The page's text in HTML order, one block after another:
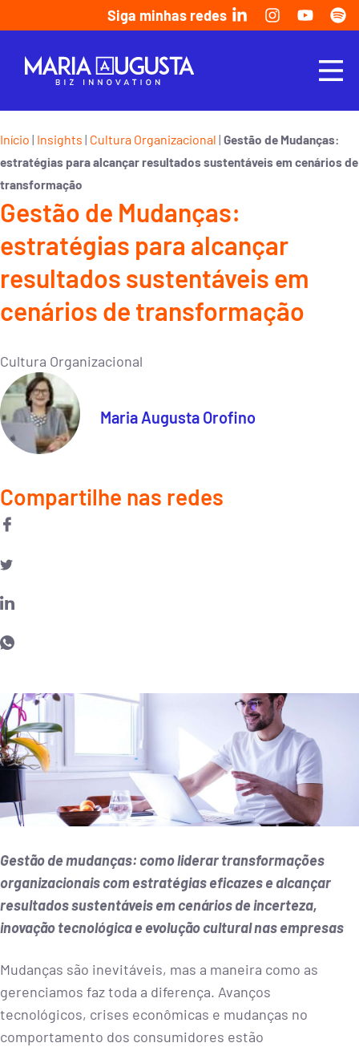
Siga minhas redes
Início | Insights | Cultura Organizacional | Gestão de Mudanças:
estratégias para alcançar resultados sustentáveis em cenários de
transformação
Gestão de Mudanças:
estratégias para alcançar
resultados sustentáveis em
cenários de transformação
Cultura Organizacional
Maria Augusta Orofino
Compartilhe nas redes
Gestão de mudanças: como liderar transformações
organizacionais com estratégias eficazes e alcançar
resultados sustentáveis em cenários de incerteza,
inovação tecnológica e evolução cultural nas empresas
Mudanças são inevitáveis, mas a maneira como as
gerenciamos faz toda a diferença. Avanços
tecnológicos, crises econômicas e mudanças no
comportamento dos consumidores estão